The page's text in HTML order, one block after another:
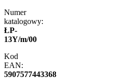
Numer
katalogowy:
ŁP-
13Y/m/00
Kod
EAN:
5907577443368